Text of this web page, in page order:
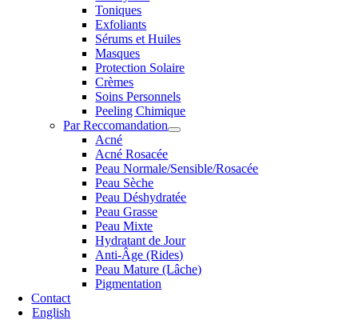
Toniques
Exfoliants
Sérums et Huiles
Masques
Protection Solaire
Crèmes
Soins Personnels
Peeling Chimique
Par Reccomandation
Acné
Acné Rosacée
Peau Normale/Sensible/Rosacée
Peau Sèche
Peau Déshydratée
Peau Grasse
Peau Mixte
Hydratant de Jour
Anti-Âge (Rides)
Peau Mature (Lâche)
Pigmentation
Contact
English